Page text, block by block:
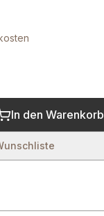
In den Warenkorb